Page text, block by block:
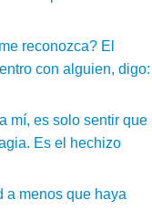
reconozca? El
con alguien, digo:
mí, es solo sentir que
Es el hechizo
a menos que haya